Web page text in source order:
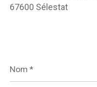
67600 Sélestat
*